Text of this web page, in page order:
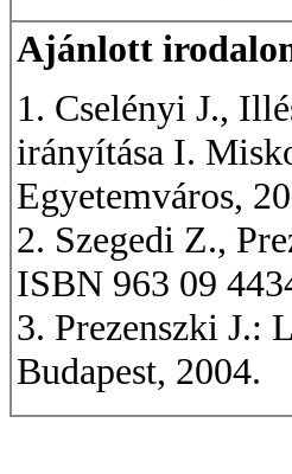
Ajánlott
1. Cselényi J.,
irányítása I.
Egyetemváros,
2. Szegedi Z.,
ISBN 963 09
3. Prezenszki J.:
Budapest, 2004.